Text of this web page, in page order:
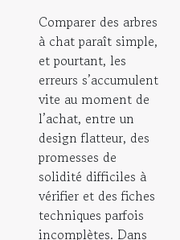
Comparer des arbres
à chat paraît simple,
et pourtant, les
erreurs s’accumulent
vite au moment de
l’achat, entre un
design flatteur, des
promesses de
solidité difficiles à
vérifier et des fiches
techniques parfois
incomplètes. Dans